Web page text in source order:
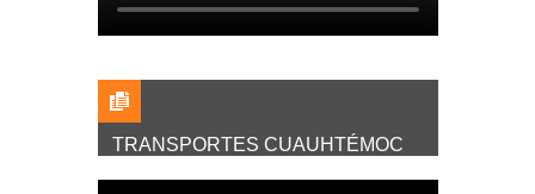
TRANSPORTES CUAUHTÉMOC